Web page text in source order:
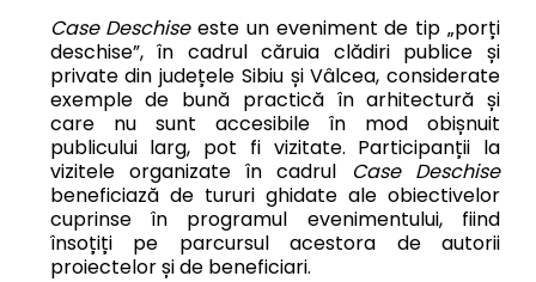
Case Deschiseeste un eveniment de tip „porți
deschise”, în cadrul căruia clădiri publice și
private din județele Sibiu și Vâlcea, considerate
exemple de bună practică în arhitectură și
care nu sunt accesibile în mod obișnuit
publicului larg, pot fi vizitate. Participanții la
vizitele organizate în cadrul Case Deschise
beneficiază de tururi ghidate ale obiectivelor
cuprinse în programul evenimentului, fiind
însoțiți pe parcursul acestora de autorii
proiectelor și de beneficiari.